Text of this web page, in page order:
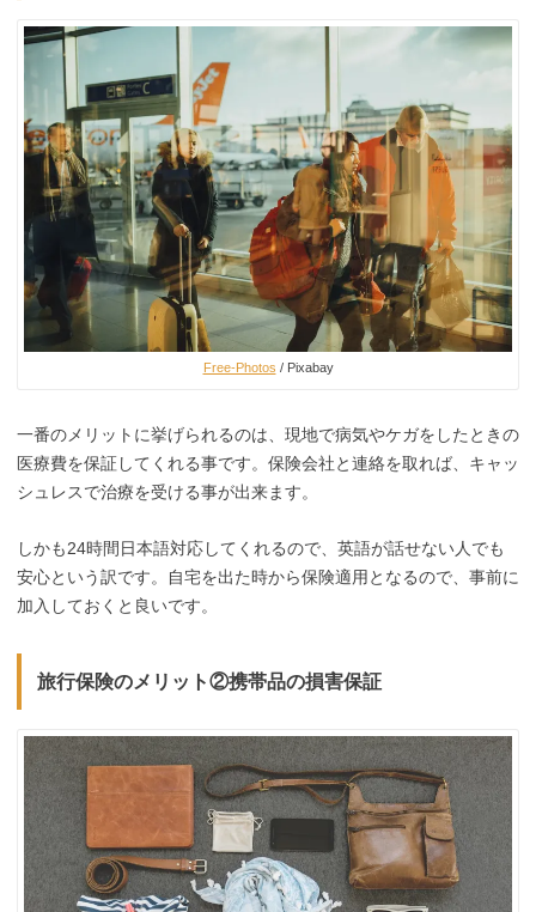
Free-Photos / Pixabay
一番のメリットに挙げられるのは、現地で病気やケガをしたときの
医療費を保証してくれる事です。保険会社と連絡を取れば、キャッ
シュレスで治療を受ける事が出来ます。
しかも24時間日本語対応してくれるので、英語が話せない人でも
安心という訳です。自宅を出た時から保険適用となるので、事前に
加入しておくと良いです。
旅行保険のメリット②携帯品の損害保証